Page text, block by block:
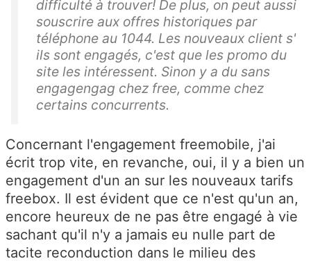
difficulté à trouver! De plus, on peut aussi
souscrire aux offres historiques par
téléphone au 1044. Les nouveaux client s'
ils sont engagés, c'est que les promo du
site les intéressent. Sinon y a du sans
engagengag chez free, comme chez
certains concurrents.
Concernant l'engagement freemobile, j'ai
écrit trop vite, en revanche, oui, il y a bien un
engagement d'un an sur les nouveaux tarifs
freebox. Il est évident que ce n'est qu'un an,
encore heureux de ne pas être engagé à vie
sachant qu'il n'y a jamais eu nulle part de
tacite reconduction dans le milieu des